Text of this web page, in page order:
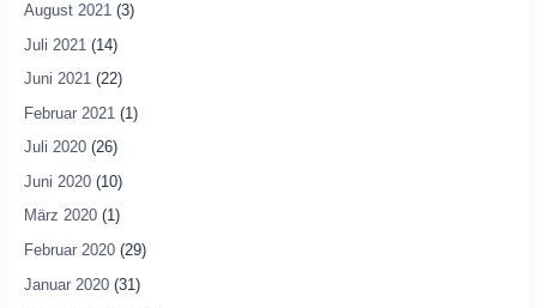
August 2021(3)
Juli 2021 (14)
Juni 2021(22)
Februar 2021 (1)
Juli 2020(26)
Juni 2020(10)
März 2020(1)
Februar 2020(29)
Januar 2020(31)